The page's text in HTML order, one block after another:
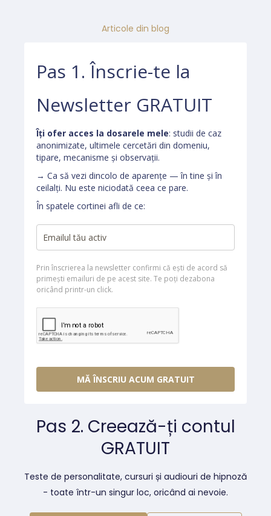
Articole din blog
Pas 1. Înscrie-te la
Newsletter GRATUIT
Îți ofer acces la dosarele mele: studii de caz
anonimizate, ultimele cercetări din domeniu,
tipare, mecanisme și observații.
→ Ca să vezi dincolo de aparențe — în tine și în
ceilalți. Nu este niciodată ceea ce pare.
În spatele cortinei afli de ce:
Prin înscrierea la newsletter confirmi că ești de acord să
primești emailuri de pe acest site. Te poți dezabona
oricând printr-un click.
MĂ ÎNSCRIU ACUM GRATUIT
Pas 2. Creează-ți contul
GRATUIT
Teste de personalitate, cursuri și audiouri de hipnoză
- toate într-un singur loc, oricând ai nevoie.